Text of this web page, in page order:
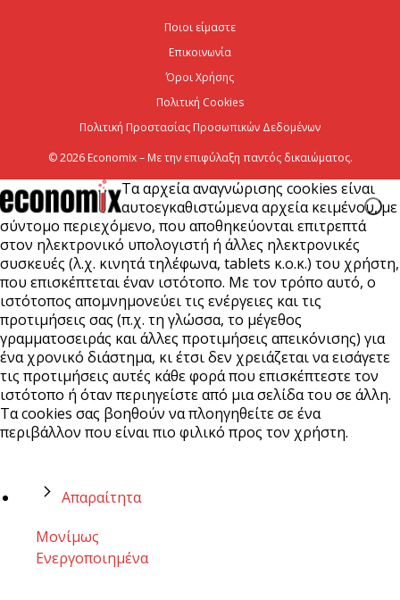
Ποιοι είμαστε
Επικοινωνία
Όροι Χρήσης
Πολιτική Cookies
Πολιτική Προστασίας Προσωπικών Δεδομένων
© 2026 Economix – Με την επιφύλαξη παντός δικαιώματος.
Τα αρχεία αναγνώρισης cookies είναι
αυτοεγκαθιστώμενα αρχεία κειμένου, με
σύντομο περιεχόμενο, που αποθηκεύονται επιτρεπτά
στον ηλεκτρονικό υπολογιστή ή άλλες ηλεκτρονικές
συσκευές (λ.χ. κινητά τηλέφωνα, tablets κ.ο.κ.) του χρήστη,
που επισκέπτεται έναν ιστότοπο. Με τον τρόπο αυτό, ο
ιστότοπος απομνημονεύει τις ενέργειες και τις
προτιμήσεις σας (π.χ. τη γλώσσα, το μέγεθος
γραμματοσειράς και άλλες προτιμήσεις απεικόνισης) για
ένα χρονικό διάστημα, κι έτσι δεν χρειάζεται να εισάγετε
τις προτιμήσεις αυτές κάθε φορά που επισκέπτεστε τον
ιστότοπο ή όταν περιηγείστε από μια σελίδα του σε άλλη.
Τα cookies σας βοηθούν να πλοηγηθείτε σε ένα
περιβάλλον που είναι πιο φιλικό προς τον χρήστη.
Απαραίτητα
Μονίμως
Ενεργοποιημένα